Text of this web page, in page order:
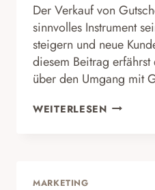
Der Verkauf von
sinnvolles Instrument
steigern und neue
diesem Beitrag
über den Umgang mit
WEITERLESENVERKAUF
MARKETING